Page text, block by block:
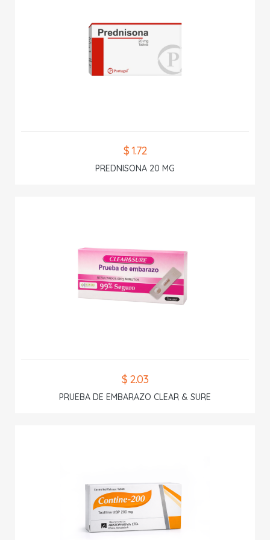
$ 1.72
PREDNISONA 20 MG
$ 2.03
PRUEBA DE EMBARAZO CLEAR & SURE